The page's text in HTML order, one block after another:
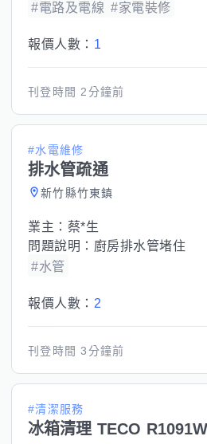
#電路及電線 #家電裝修
報價人數： 1
刊登時間 2分鐘前
#水電維修
排水管疏通
新竹縣竹東鎮
業主： 蔡*生
問題說明： 廚房排水管堵住
#水管
報價人數： 2
刊登時間3分鐘前
#清潔服務
冰箱清理 TECO